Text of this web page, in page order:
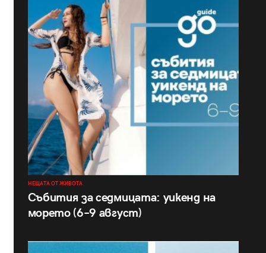
НЕЩАТА ОТ ЖИВОТА
Събития за седмицата: уикенд на
морето (6–9 август)